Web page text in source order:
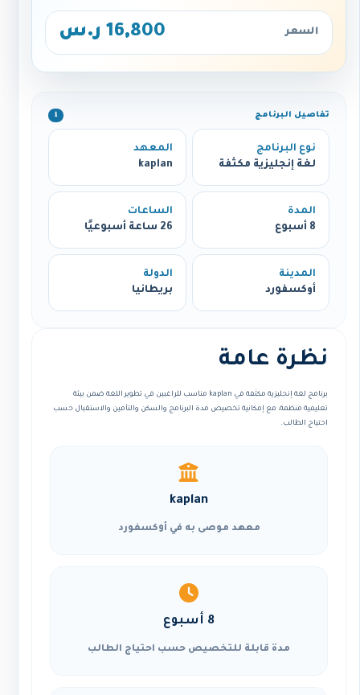
السعر 16,800 ر.س
تفاصيل البرنامج ℹ️
نوع البرنامج
لغة إنجليزية مكثفة
المعهد
kaplan
المدة
8 أسبوع
الساعات
26 ساعة أسبوعيًا
المدينة
أوكسفورد
الدولة
بريطانيا
نظرة عامة
برنامج لغة إنجليزية مكثفة في kaplan مناسب للراغبين في تطوير اللغة ضمن بيئة
تعليمية منظمة، مع إمكانية تخصيص مدة البرنامج والسكن والتأمين والاستقبال حسب
احتياج الطالب.
kaplan
معهد موصى به في أوكسفورد
8 أسبوع
مدة قابلة للتخصيص حسب احتياج الطالب